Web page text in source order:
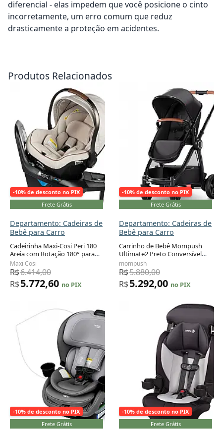
diferencial - elas impedem que você posicione o cinto
incorretamente, um erro comum que reduz
drasticamente a proteção em acidentes.
Produtos Relacionados
-10% de desconto no PIX
Frete Grátis
Departamento: Cadeiras de
Bebê para Carro
Cadeirinha Maxi-Cosi Peri 180
Areia com Rotação 180° para
Bebê de 1,8 a 13,6 kg
Adicionar ao carrinho
Maxi Cosi
R$6.414,00
R$5.772,60 no PIX
-10% de desconto no PIX
Frete Grátis
Departamento: Cadeiras de
Bebê para Carro
Carrinho de Bebê Mompush
Ultimate2 Preto Conversível
com Assento Reversível 6
Meses a 23 kg
mompush
R$5.880,00
R$5.292,00 no PIX
-10% de desconto no PIX
Frete Grátis
Adicionar ao carrinho
-10% de desconto no PIX
Frete Grátis
Adicionar ao carrinho